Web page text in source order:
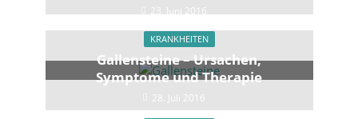
23. Juni 2016
KRANKHEITEN
Gallensteine – Ursachen,
Symptome und Therapie
28. Juli 2016